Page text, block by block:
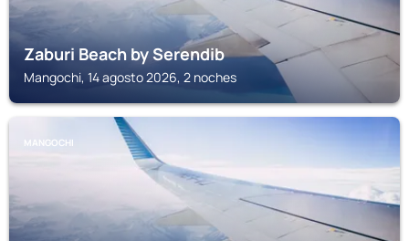
Zaburi Beach by Serendib
Mangochi, 14 agosto 2026, 2 noches
MANGOCHI